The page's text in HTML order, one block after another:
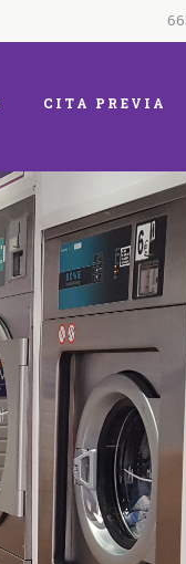
CITA PREVIA